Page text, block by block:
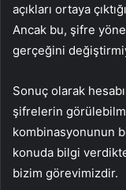
açıkları ortaya
Ancak bu, şifre
gerçeğini
Sonuç olarak
şifrelerin
kombinasyonunun
konuda bilgi
bizim görevimizdir.